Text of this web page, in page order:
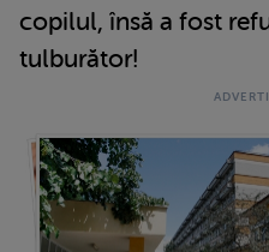
copilul, însă a fost
tulburător!